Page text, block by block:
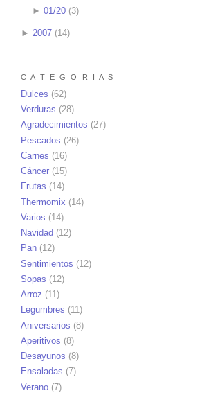
► 01/20(3)
► 2007 (14)
C A T E G O R I A S
Dulces (62)
Verduras (28)
Agradecimientos (27)
Pescados (26)
Carnes (16)
Cáncer (15)
Frutas (14)
Thermomix (14)
Varios (14)
Navidad (12)
Pan (12)
Sentimientos (12)
Sopas (12)
Arroz (11)
Legumbres (11)
Aniversarios (8)
Aperitivos (8)
Desayunos (8)
Ensaladas (7)
Verano (7)